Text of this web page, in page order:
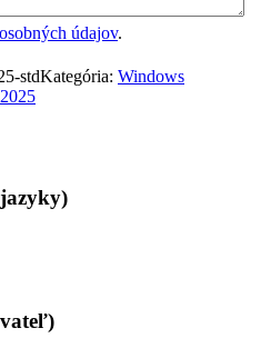
osobných údajov.
stdKategória: Windows